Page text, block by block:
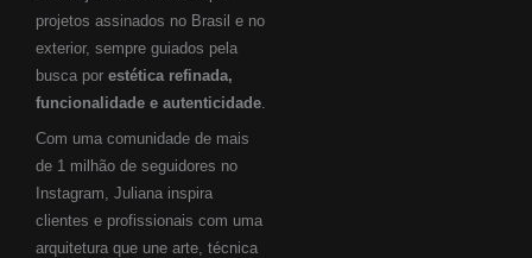
projetos assinados no Brasil e no
exterior, sempre guiados pela
busca por estética refinada,
funcionalidade e autenticidade.
Com uma comunidade de mais
de 1 milhão de seguidores no
Instagram, Juliana inspira
clientes e profissionais com uma
arquitetura que une arte, técnica